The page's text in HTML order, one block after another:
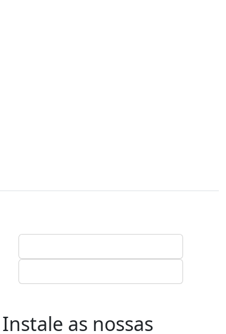
Instale as nossas